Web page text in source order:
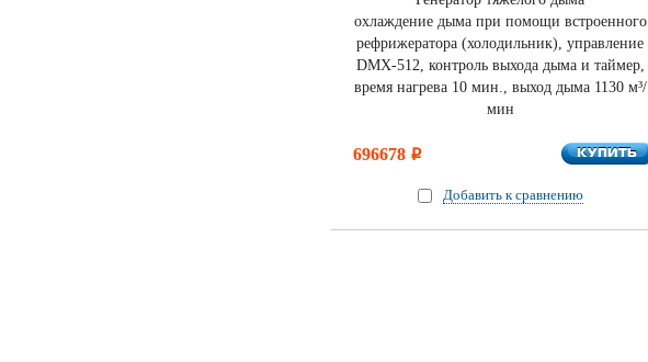
охлаждение дыма при помощи встроенного
рефрижератора (холодильник), управление
DMX-512, контроль выхода дыма и таймер,
время нагрева 10 мин., выход дыма 1130 м³/
мин
696678 i КУПИТЬ
КУПИТЬ
Добавить к сравнению